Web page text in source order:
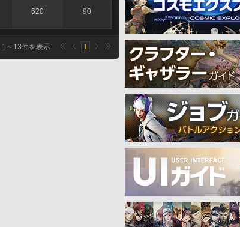
620 90
1 ～ 13件を表示 1